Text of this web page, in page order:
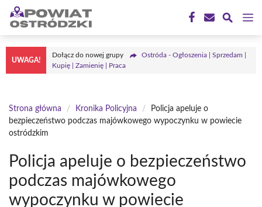
Przejdź
treści
UWAGA!
Dołącz do nowej grupy
Ostróda - Ogłoszenia | Sprzedam |
Kupię | Zamienię | Praca
Strona główna / Kronika Policyjna /
Policja apeluje o
bezpieczeństwo podczas majówkowego wypoczynku w powiecie
ostródzkim
Policja apeluje o bezpieczeństwo
podczas majówkowego
wypoczynku w powiecie